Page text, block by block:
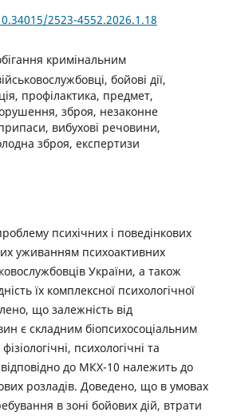
2523-4552.2026.1.18
кримінальним
бойові дії,
профілактика, предмет,
зброя, незаконне
вибухові речовини,
зброя, експертизи
психічних і поведінкових
уживанням психоактивних
України, а також
їх комплексної психологічної
що залежність від
є складним біопсихосоціальним
психологічні та
до МКХ-10 належить до
розладів. Доведено, що в умовах
в зоні бойових дій, втрати